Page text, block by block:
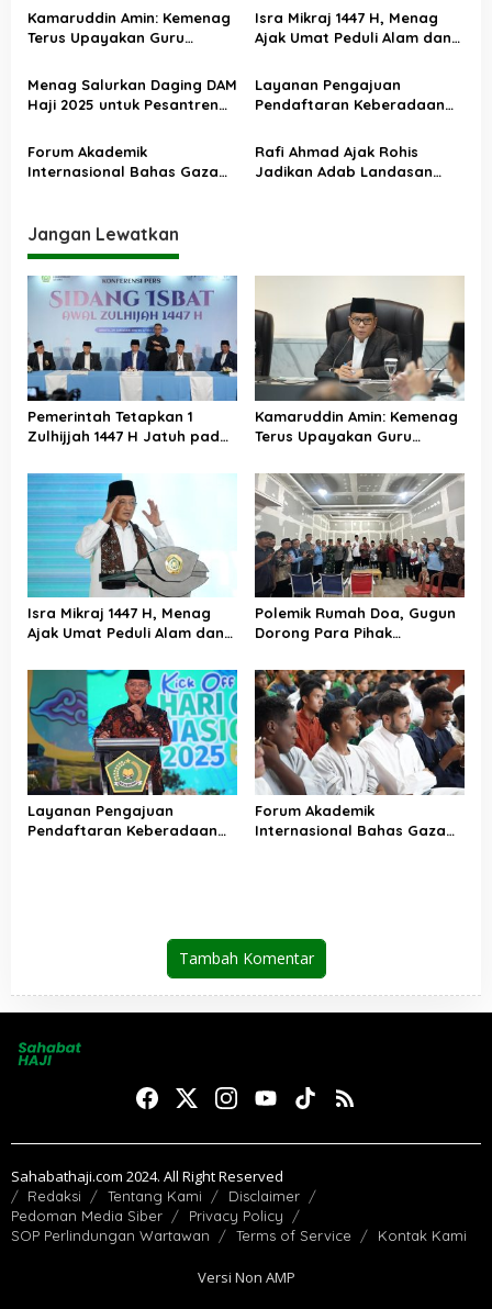
i
p
o
s
Kemenag
Kamaruddin Amin: Kemenag
Terus Upayakan Guru
Diangkat PPPK
Isra Mikraj 1447 H, Menag
Ajak Umat Peduli Alam dan
Menag Salurkan Daging DAM
Haji 2025 untuk Pesantren
Layanan Pengajuan
Pendaftaran Keberadaan
Januari 2026
Forum Akademik
Internasional Bahas Gaza
Rafi Ahmad Ajak Rohis
Jadikan Adab Landasan
Jangan Lewatkan
Pemerintah Tetapkan 1
Zulhijjah 1447 H Jatuh pada
Kamaruddin Amin: Kemenag
Terus Upayakan Guru
Diangkat PPPK
Isra Mikraj 1447 H, Menag
Ajak Umat Peduli Alam dan
Polemik Rumah Doa, Gugun
Dorong Para Pihak
Layanan Pengajuan
Pendaftaran Keberadaan
Forum Akademik
Internasional Bahas Gaza
Tambah Komentar
Sahabathaji.com 2024. All Right Reserved
Redaksi Tentang Kami
Disclaimer
Pedoman Media Siber
Privacy Policy
SOP Perlindungan Wartawan
Terms of Service Kontak Kami
Versi Non AMP